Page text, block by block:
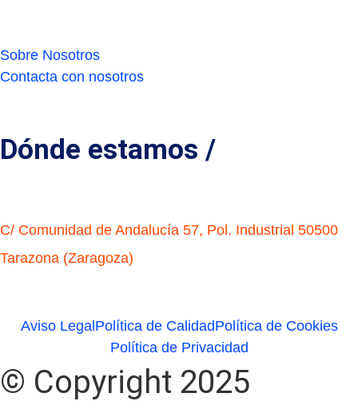
Sobre Nosotros
Contacta con nosotros
Dónde estamos /
C/ Comunidad de Andalucía 57, Pol. Industrial 50500
Tarazona (Zaragoza)
Aviso Legal Política de CalidadPolítica de Cookies
Política de Privacidad
© Copyright 2025